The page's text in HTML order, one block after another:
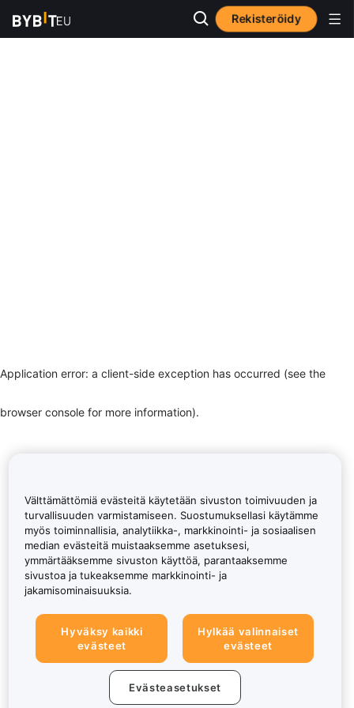
Rekisteröidy
Application error: a client-side exception has occurred (see the
browser console for more information).
Välttämättömiä evästeitä käytetään sivuston toimivuuden ja
turvallisuuden varmistamiseen. Suostumuksellasi käytämme
myös toiminnallisia, analytiikka-, markkinointi- ja sosiaalisen
median evästeitä muistaaksemme asetuksesi,
ymmärtääksemme sivuston käyttöä, parantaaksemme
sivustoa ja tukeaksemme markkinointi- ja
jakamisominaisuuksia.
Hyväksy kaikki
evästeet
Hylkää valinnaiset
evästeet
Evästeasetukset